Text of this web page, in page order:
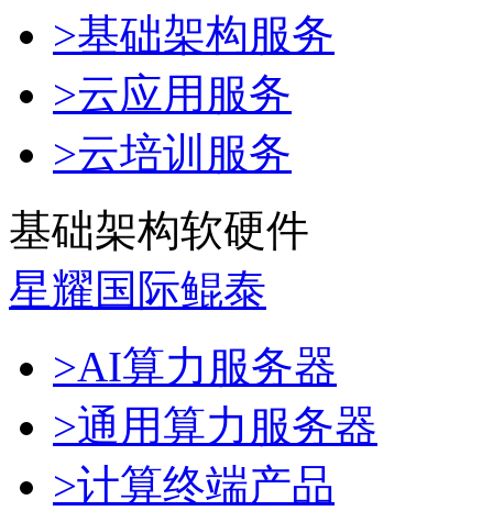
>基础架构服务
>云应用服务
>云培训服务
基础架构软硬件
星耀国际鲲泰
>AI算力服务器
>通用算力服务器
>计算终端产品